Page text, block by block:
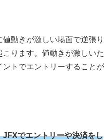
動きが激しい場面で逆張り
ります。値動きが激しいた
トでエントリーすることが
でエントリーや決済をし